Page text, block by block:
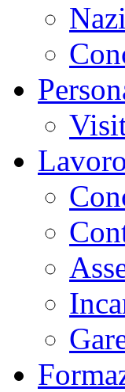
Lavoro